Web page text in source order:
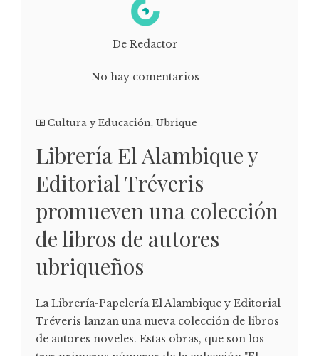
De Redactor
No hay comentarios
Cultura y Educación, Ubrique
Librería El Alambique y
Editorial Tréveris
promueven una colección
de libros de autores
ubriqueños
La Librería-Papelería El Alambique y Editorial
Tréveris lanzan una nueva colección de libros
de autores noveles. Estas obras, que son los